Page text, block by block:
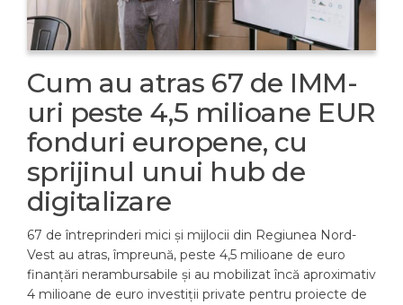
Cum au atras 67 de IMM-
uri peste 4,5 milioane EUR
fonduri europene, cu
sprijinul unui hub de
digitalizare
67 de întreprinderi mici și mijlocii din Regiunea Nord-
Vest au atras, împreună, peste 4,5 milioane de euro
finanțări nerambursabile și au mobilizat încă aproximativ
4 milioane de euro investiții private pentru proiecte de